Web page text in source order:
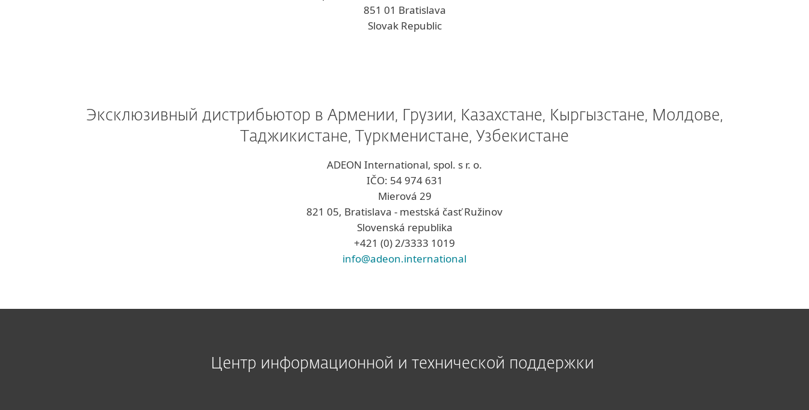
851 01 Bratislava
Slovak Republic
Эксклюзивный дистрибьютор в Армении, Грузии, Казахстане, Кыргызстане, Молдове,
Таджикистане, Туркменистане, Узбекистане
ADEON International, spol. s r. o.
IČO: 54 974 631
Mierová 29
821 05, Bratislava - mestská časť Ružinov
Slovenská republika
+421 (0) 2/3333 1019
info@adeon.international
Центр информационной и технической поддержки